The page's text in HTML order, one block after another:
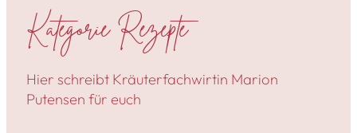
Kategorie Rezepte
Hier schreibt Kräuterfachwirtin Marion
Putensen für euch